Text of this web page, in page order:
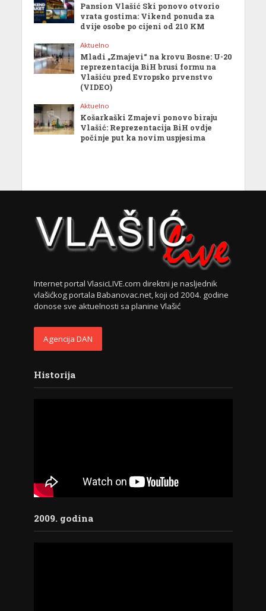
Pansion Vlašić Ski ponovo otvorio
vrata gostima: Vikend ponuda za
dvije osobe po cijeni od 210 KM
Aktuelno
Mladi „Zmajevi“ na krovu Bosne: U-20
reprezentacija BiH brusi formu na
Vlašiću pred Evropsko prvenstvo
(VIDEO)
Aktuelno
Košarkaški Zmajevi ponovo biraju
Vlašić: Reprezentacija BiH ovdje
počinje put ka novim uspjesima
Internet portal VlasicLIVE.com direktni je nasljednik
vlašićkog portala Babanovac.net, koji od 2004. godine
donose sve aktuelnosti sa planine Vlašić
Agencija DAN
Historija
2009. godina